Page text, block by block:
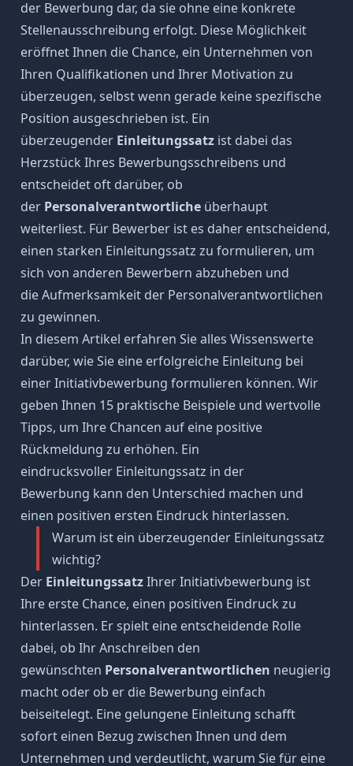
der Bewerbung dar, da sie ohne eine konkrete
Stellenausschreibung erfolgt. Diese Möglichkeit
eröffnet Ihnen die Chance, ein Unternehmen von
Ihren Qualifikationen und Ihrer Motivation zu
überzeugen, selbst wenn gerade keine spezifische
Position ausgeschrieben ist. Ein
überzeugender Einleitungssatzist dabei das
Herzstück Ihres Bewerbungsschreibens und
entscheidet oft darüber, ob
der Personalverantwortlicheüberhaupt
weiterliest. Für Bewerber ist es daher entscheidend,
einen starken Einleitungssatz zu formulieren, um
sich von anderen Bewerbern abzuheben und
dieAufmerksamkeitder Personalverantwortlichen
zu gewinnen.
In diesem Artikel erfahren Sie alles Wissenswerte
darüber, wie Sie eine erfolgreiche Einleitung bei
einer Initiativbewerbung formulieren können. Wir
geben Ihnen 15 praktische Beispiele und wertvolle
Tipps, um Ihre Chancen auf eine positive
Rückmeldung zu erhöhen. Ein
eindrucksvoller Einleitungssatz in der
Bewerbung kann den Unterschied machen und
einen positiven ersten Eindruck hinterlassen.
Warum ist ein überzeugender Einleitungssatz
wichtig?
Der EinleitungssatzIhrer Initiativbewerbung ist
Ihre erste Chance, einen positiven Eindruck zu
hinterlassen. Er spielt eine entscheidende Rolle
dabei, ob Ihr Anschreiben den
gewünschten Personalverantwortlichen neugierig
macht oder ob er die Bewerbung einfach
beiseitelegt. Eine gelungene Einleitung schafft
sofort einen Bezug zwischen Ihnen und dem
Unternehmen und verdeutlicht, warum Sie für eine